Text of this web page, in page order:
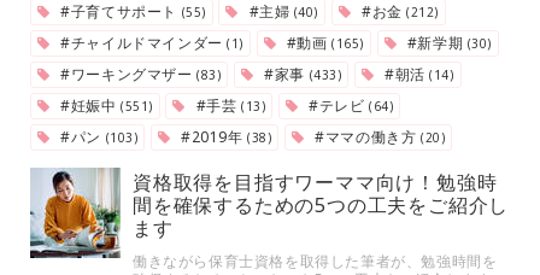
#子育てサポート (55) #主婦 (40) #お金(212)
#チャイルドマインダー(1) #動画(165) #新学期 (30)
#ワーキングマザー(83) #家事 (433) #朝活(14)
#妊娠中(551) #手芸(13) #テレビ(64)
#パン (103) #2019年(38) #ママの働き方(20)
資格取得を目指すワーママ向け！勉強時
間を確保するための5つの工夫をご紹介し
ます
働きながら保育士資格を取得した筆者が、勉強時間を